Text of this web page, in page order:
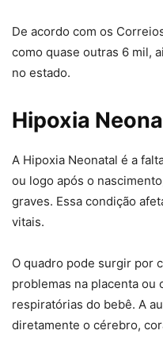
De acordo com os
como quase outras 6 mil,
no estado.
Hipoxia
A Hipoxia Neonatal é a
ou logo após o
graves. Essa condição
vitais.
O quadro pode surgir por
problemas na placenta ou
respiratórias do bebê. A
diretamente o cérebro,